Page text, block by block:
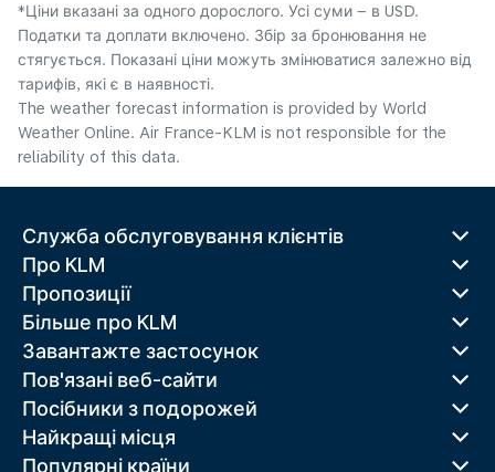
*Ціни вказані за одного дорослого. Усі суми – в USD.
Податки та доплати включено. Збір за бронювання не
стягується. Показані ціни можуть змінюватися залежно від
тарифів, які є в наявності.
The weather forecast information is provided by World
Weather Online. Air France-KLM is not responsible for the
reliability of this data.
Служба обслуговування клієнтів
Про KLM
Пропозиції
Більше про KLM
Завантажте застосунок
Пов'язані веб-сайти
Посібники з подорожей
Найкращі місця
Популярні країни